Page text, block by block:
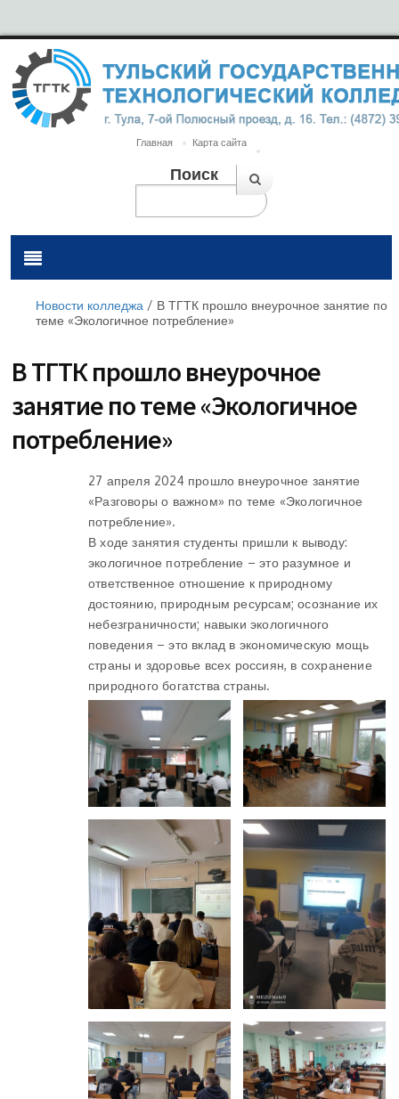
Главная Карта сайта
Поиск
Новости колледжа / В ТГТК прошло внеурочное занятие по
теме «Экологичное потребление»
В ТГТК прошло внеурочное
занятие по теме «Экологичное
потребление»
27 апреля 2024 прошло внеурочное занятие
«Разговоры о важном» по теме «Экологичное
потребление».
В ходе занятия студенты пришли к выводу:
экологичное потребление – это разумное и
ответственное отношение к природному
достоянию, природным ресурсам; осознание их
небезграничности; навыки экологичного
поведения – это вклад в экономическую мощь
страны и здоровье всех россиян, в сохранение
природного богатства страны.